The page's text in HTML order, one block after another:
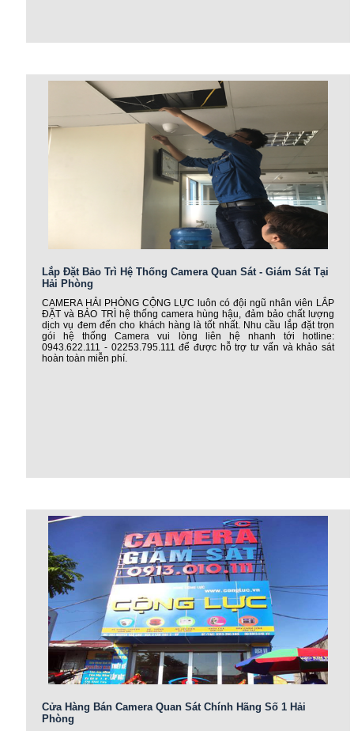
Lắp Đặt Bảo Trì Hệ Thống Camera Quan Sát - Giám Sát Tại
Hải Phòng
CAMERA HẢI PHÒNG CỘNG LỰC luôn có đội ngũ nhân viên LẮP
ĐẶT và BẢO TRÌ hệ thống camera hùng hậu, đảm bảo chất lượng
dịch vụ đem đến cho khách hàng là tốt nhất. Nhu cầu lắp đặt trọn
gói hệ thống Camera vui lòng liên hệ nhanh tới hotline:
0943.622.111 - 02253.795.111 để được hỗ trợ tư vấn và khảo sát
hoàn toàn miễn phí.
Cửa Hàng Bán Camera Quan Sát Chính Hãng Số 1 Hải
Phòng